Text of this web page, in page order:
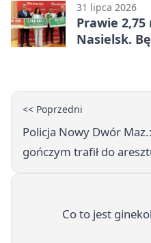
31 lipca 2026
Prawie
Nasielsk.
<< Poprzedni
Policja Nowy Dwór
gończym trafił do
Co to jest